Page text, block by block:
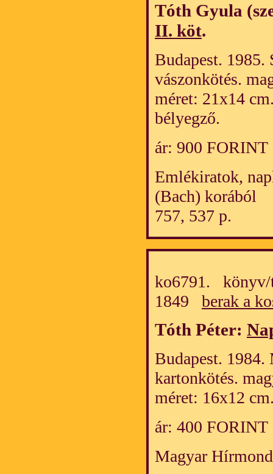
Tóth Gyula
II. köt.
Budapest. 1985.
vászonkötés.
méret: 21x14
bélyegző.
ár: 900 FORINT
Emlékiratok,
(Bach) korából
757, 537 p.
ko6791. könyv/
1849 berak a
Tóth Péter:
Budapest. 1984.
kartonkötés.
méret: 16x12
ár: 400 FORINT
Magyar